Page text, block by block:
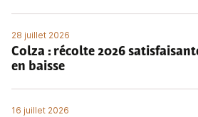
28 juillet 2026
Colza : récolte 2026
en baisse
16 juillet 2026